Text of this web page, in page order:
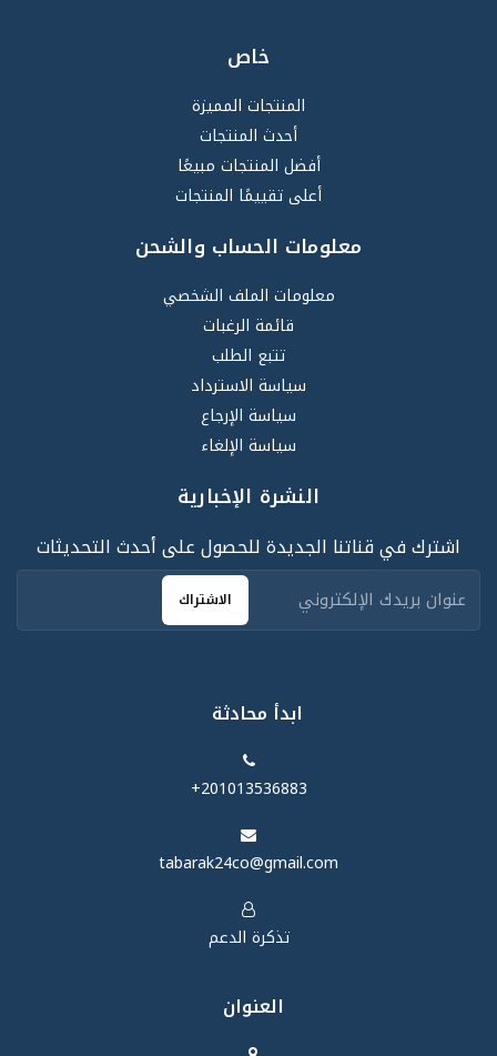
خاص
المنتجات المميزة
أحدث المنتجات
أفضل المنتجات مبيعًا
أعلى تقييمًا المنتجات
معلومات الحساب والشحن
معلومات الملف الشخصي
قائمة الرغبات
تتبع الطلب
سياسة الاسترداد
سياسة الإرجاع
سياسة الإلغاء
النشرة الإخبارية
اشترك في قناتنا الجديدة للحصول على أحدث التحديثات
الاشتراك
ابدأ محادثة
‪+201013536883‬
tabarak24co@gmail.com
تذكرة الدعم
العنوان